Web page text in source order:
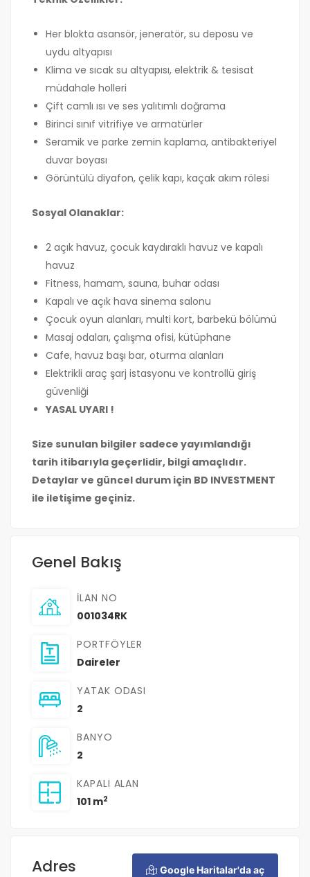
Her blokta asansör, jeneratör, su deposu ve
uydu altyapısı
Klima ve sıcak su altyapısı, elektrik & tesisat
müdahale holleri
Çift camlı ısı ve ses yalıtımlı doğrama
Birinci sınıf vitrifiye ve armatürler
Seramik ve parke zemin kaplama, antibakteriyel
duvar boyası
Görüntülü diyafon, çelik kapı, kaçak akım rölesi
Sosyal Olanaklar:
2 açık havuz, çocuk kaydıraklı havuz ve kapalı
havuz
Fitness, hamam, sauna, buhar odası
Kapalı ve açık hava sinema salonu
Çocuk oyun alanları, multi kort, barbekü bölümü
Masaj odaları, çalışma ofisi, kütüphane
Cafe, havuz başı bar, oturma alanları
Elektrikli araç şarj istasyonu ve kontrollü giriş
güvenliği
YASAL UYARI !
Size sunulan bilgiler sadece yayımlandığı
tarih itibarıyla geçerlidir, bilgi amaçlıdır.
Detaylar ve güncel durum için BD INVESTMENT
ile iletişime geçiniz.
Genel Bakış
İLAN NO
001034RK
PORTFÖYLER
Daireler
YATAK ODASI
2
BANYO
2
KAPALI ALAN
101 m2
Adres Google Haritalar'da aç